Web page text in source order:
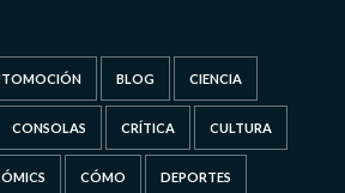
BLOG CIENCIA
CONSOLAS CRÍTICA CULTURA
CÓMO DEPORTES